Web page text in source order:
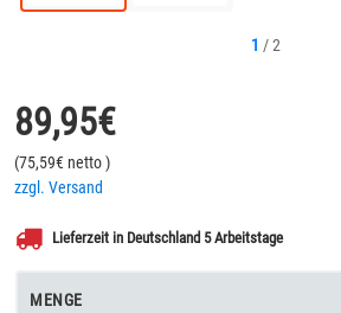
1 /2
89,95€
(75,59€ netto)
zzgl. Versand
Lieferzeit in Deutschland 5 Arbeitstage
MENGE